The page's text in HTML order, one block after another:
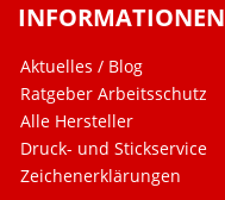
INFORMATIONEN
Aktuelles / Blog
Ratgeber Arbeitsschutz
Alle Hersteller
Druck- und Stickservice
Zeichenerklärungen